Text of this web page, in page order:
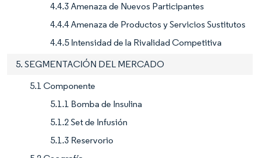
4.4.3 Amenaza de Nuevos Participantes
4.4.4 Amenaza de Productos y Servicios Sustitutos
4.4.5 Intensidad de la Rivalidad Competitiva
5. SEGMENTACIÓN DEL MERCADO
5.1 Componente
5.1.1 Bomba de Insulina
5.1.2 Set de Infusión
5.1.3 Reservorio